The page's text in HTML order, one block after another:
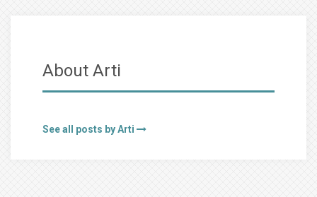
About Arti
See all posts by Arti